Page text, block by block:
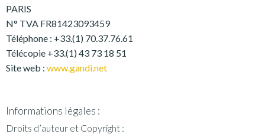
PARIS
N° TVA FR81423093459
Téléphone : +33.(1) 70.37.76.61
Télécopie +33.(1) 43 73 18 51
Site web : www.gandi.net
Informations légales :
Droits d’auteur et Copyright :